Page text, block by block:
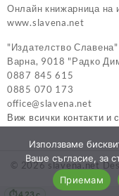
Онлайн книжарница на
www.slavena.net
"Издателство
Варна, 9018 "Радко
0887 845 615
0885 070 173
office@slavena.net
Виж всички контакти и
© 2026slavena.net
Използваме
Ваше съгласие, за
Приемам